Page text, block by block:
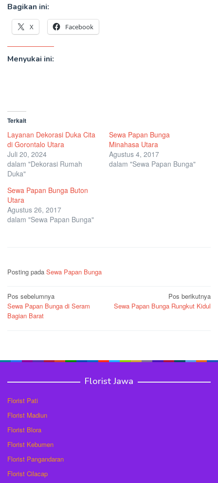
Bagikan ini:
X Facebook
Menyukai ini:
Terkait
Layanan Dekorasi Duka Cita
di Gorontalo Utara
Juli 20, 2024
dalam "Dekorasi Rumah
Duka"
Sewa Papan Bunga
Minahasa Utara
Agustus 4, 2017
dalam "Sewa Papan Bunga"
Sewa Papan Bunga Buton
Utara
Agustus 26, 2017
dalam "Sewa Papan Bunga"
Posting pada Sewa Papan Bunga
Navigasi
pos
Pos sebelumnya
Sewa Papan Bunga di Seram
Bagian Barat
Pos berikutnya
Sewa Papan Bunga Rungkut Kidul
Florist Jawa
Florist Pati
Florist Madiun
Florist Blora
Florist Kebumen
Florist Pangandaran
Florist Cilacap